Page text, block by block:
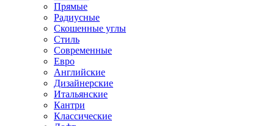
Прямые
Радиусные
Скошенные углы
Стиль
Современные
Евро
Английские
Дизайнерские
Итальянские
Кантри
Классические